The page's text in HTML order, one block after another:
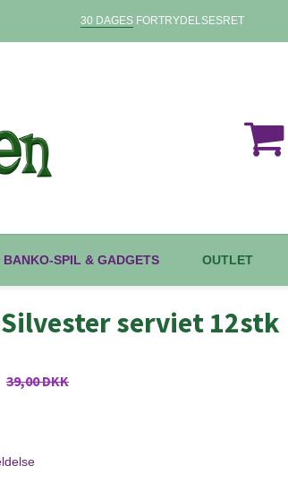
30 DAGESFORTRYDELSESRET
BANKO-SPIL & GADGETS OUTLET
serviet 12stk
39,00 DKK